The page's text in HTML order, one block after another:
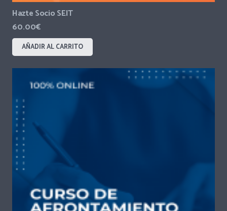
Hazte Socio SEIT
60.00€
AÑADIR AL CARRITO